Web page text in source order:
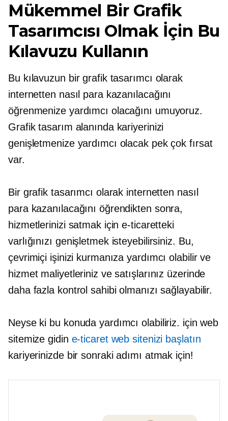
Mükemmel Bir Grafik
Tasarımcısı Olmak İçin Bu
Kılavuzu Kullanın
Bu kılavuzun bir grafik tasarımcı olarak
internetten nasıl para kazanılacağını
öğrenmenize yardımcı olacağını umuyoruz.
Grafik tasarım alanında kariyerinizi
genişletmenize yardımcı olacak pek çok fırsat
var.
Bir grafik tasarımcı olarak internetten nasıl
para kazanılacağını öğrendikten sonra,
hizmetlerinizi satmak için e-ticaretteki
varlığınızı genişletmek isteyebilirsiniz. Bu,
çevrimiçi işinizi kurmanıza yardımcı olabilir ve
hizmet maliyetleriniz ve satışlarınız üzerinde
daha fazla kontrol sahibi olmanızı sağlayabilir.
Neyse ki bu konuda yardımcı olabiliriz. için web
sitemize gidin e-ticaret web sitenizi başlatın
kariyerinizde bir sonraki adımı atmak için!